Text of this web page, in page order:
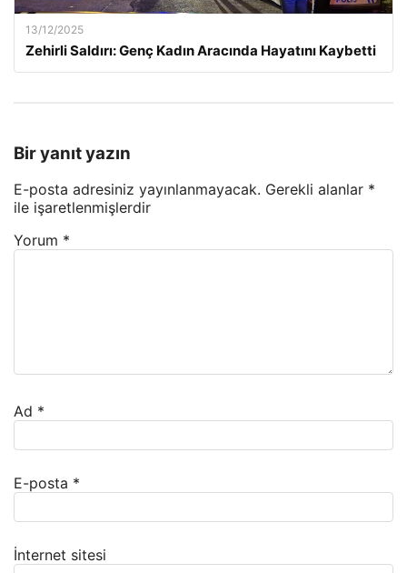
13/12/2025
Zehirli Saldırı: Genç Kadın Aracında Hayatını Kaybetti
Bir yanıt yazın
E-posta adresiniz yayınlanmayacak. Gerekli alanlar *
ile işaretlenmişlerdir
Yorum *
Ad *
E-posta *
İnternet sitesi